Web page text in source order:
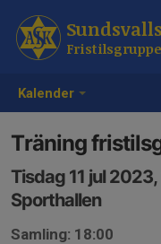
Kalender
Träning
Tisdag 11 jul
Sporthallen
Samling: 18:00